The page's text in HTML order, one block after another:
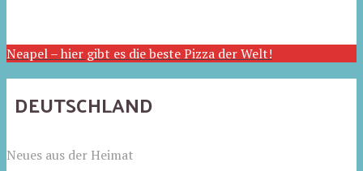
Neapel – hier gibt es die beste Pizza der Welt!
DEUTSCHLAND
Neues aus der Heimat